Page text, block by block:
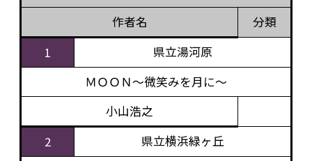
作者名
分類
1
県立湯河原
ＭＯＯＮ～微笑みを月に～
小山浩之
2
県立横浜緑ヶ丘